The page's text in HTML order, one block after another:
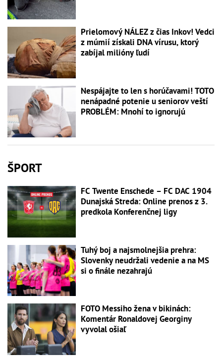
Prielomový NÁLEZ z čias Inkov! Vedci
z múmií získali DNA vírusu, ktorý
zabíjal milióny ľudí
Nespájajte to len s horúčavami! TOTO
nenápadné potenie u seniorov veští
PROBLÉM: Mnohí to ignorujú
ŠPORT
FC Twente Enschede – FC DAC 1904
Dunajská Streda: Online prenos z 3.
predkola Konferenčnej ligy
Tuhý boj a najsmolnejšia prehra:
Slovenky neudržali vedenie a na MS
si o finále nezahrajú
FOTO Messiho žena v bikinách:
Komentár Ronaldovej Georginy
vyvolal ošiaľ